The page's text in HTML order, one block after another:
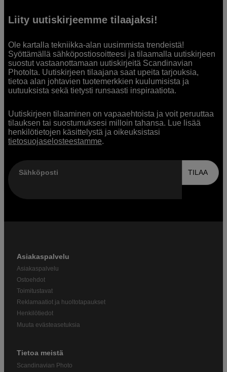
Liity uutiskirjeemme tilaajaksi!
Ole kartalla tekniikka-alan uusimmista trendeistä!
Syöttämällä sähköpostiosoitteesi ja tilaamalla uutiskirjeen
suostut vastaanottamaan uutiskirjeitä Scandinavian
Photolta. Uutiskirjeen tilaajana saat upeita tarjouksia,
tietoa alan johtavien tuotemerkkien kuulumisista ja
uutuuksista sekä tietysti runsaasti inspiraatiota.
Uutiskirjeen tilaaminen on vapaaehtoista ja voit peruuttaa
tilauksen tai suostumuksesi milloin tahansa. Lue lisää
henkilötietojen käsittelystä ja oikeuksistasi
tietosuojaselosteestamme.
Sähköposti TILAA
Asiakaspalvelu
Asiakaspalvelu
Ostoehdot
Toimitustavat
Reklamaatiot ja huoltotapaukset
Henkilötiedot
Muuta evästeasetuksia
Tietoa meistä
Scandinavian Photo